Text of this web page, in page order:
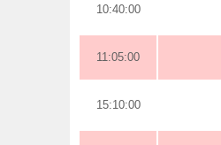
10:40:00
11:05:00
15:10:00